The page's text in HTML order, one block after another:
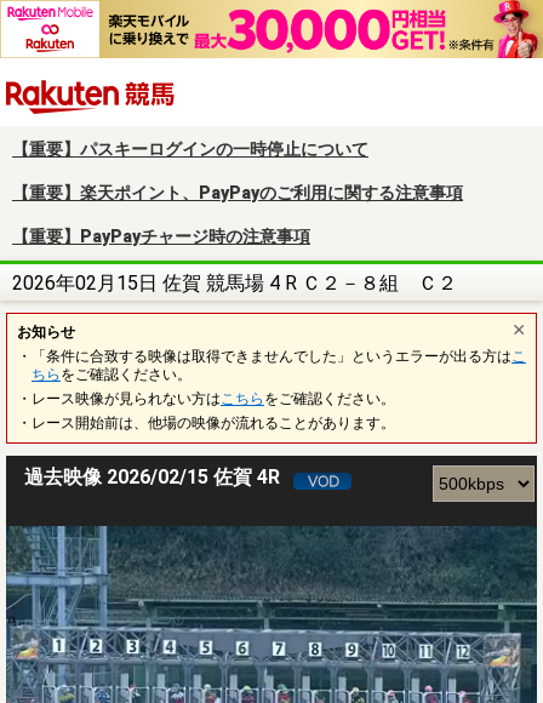
【重要】パスキーログインの一時停止について
【重要】楽天ポイント、PayPayのご利用に関する注意事項
【重要】PayPayチャージ時の注意事項
2026年02月15日 佐賀 競馬場 4 R Ｃ２－８組 Ｃ２
お知らせ
・「条件に合致する映像は取得できませんでした」というエラーが出る方は こ
ちら をご確認ください。
・レース映像が見られない方は こちら をご確認ください。
・レース開始前は、他場の映像が流れることがあります。
過去映像 2026/02/15 佐賀 4R